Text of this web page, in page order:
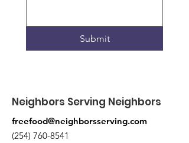
Submit
Neighbors Serving Neighbors
freefood@neighborsserving.com
(254) 760-8541